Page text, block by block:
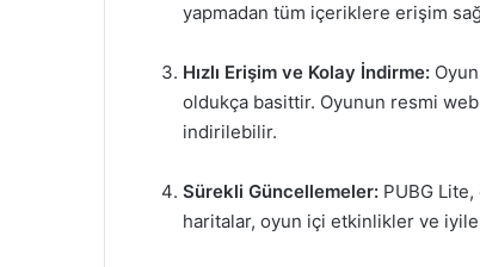
yapmadan tüm içeriklere erişim
Hızlı Erişim ve Kolay İndirme:
oldukça basittir. Oyunun resmi
indirilebilir.
Sürekli Güncellemeler: PUBG
haritalar, oyun içi etkinlikler ve